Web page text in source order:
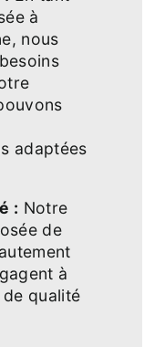
à
nous
adaptées
: Notre
de
à
qualité